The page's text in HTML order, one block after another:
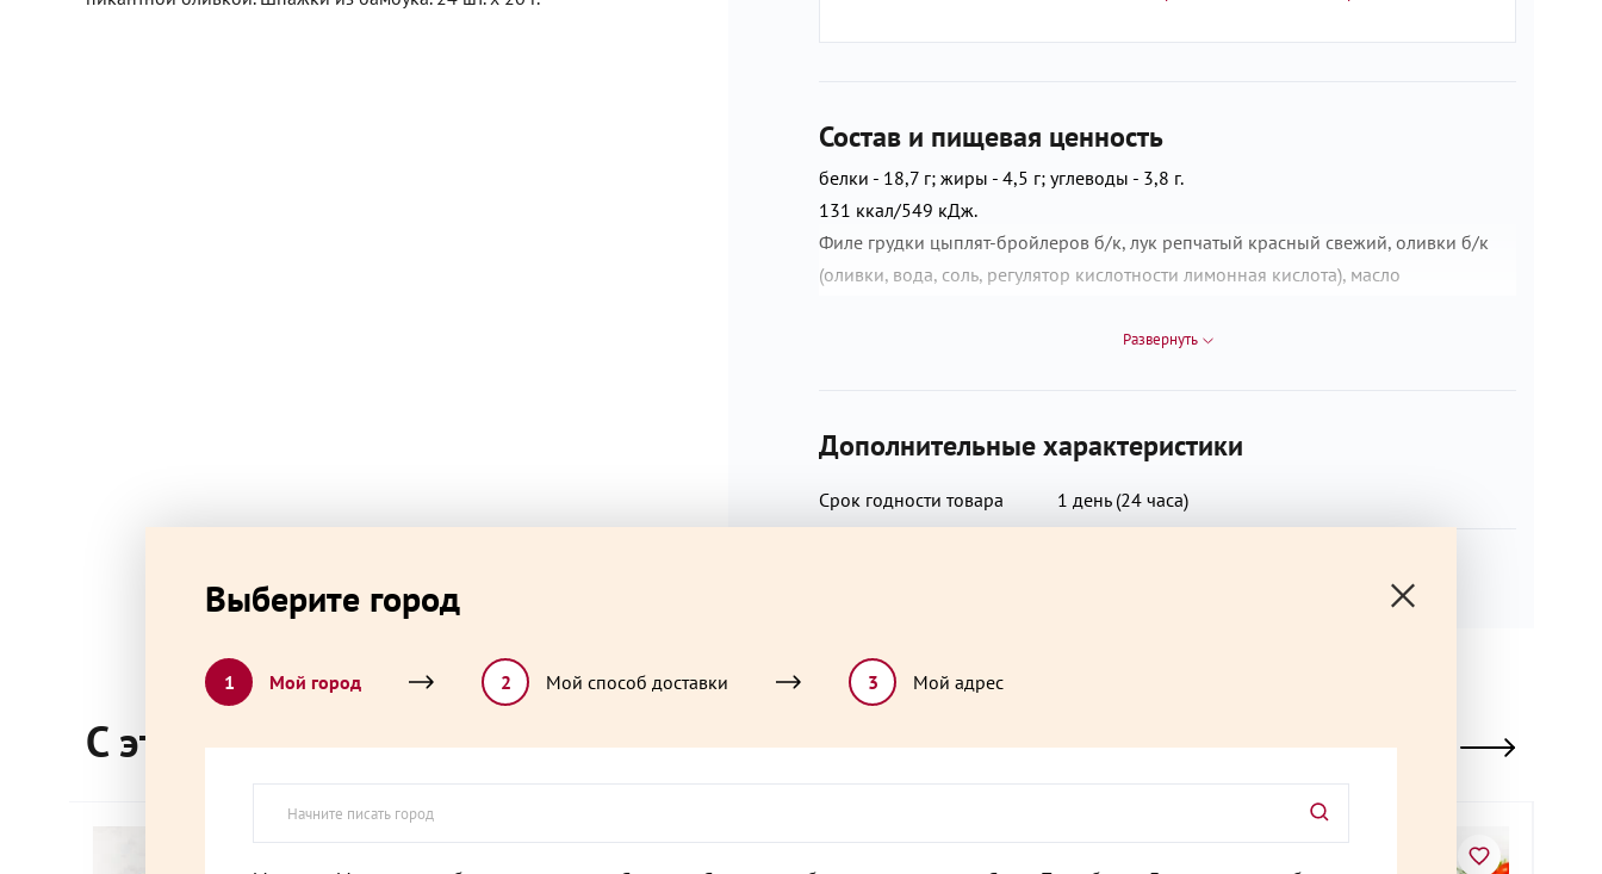
Состав и пищевая ценность
белки - 18,7 г; жиры - 4,5 г; углеводы - 3,8 г.
131 ккал/549 кДж.
Филе грудки цыплят-бройлеров б/к, лук репчатый красный свежий, оливки б/к
(оливки, вода, соль, регулятор кислотности лимонная кислота), масло
морковь столовая сушеная, сахар, лук зеленый сушеный, паприка сладкая
моллюски, молоко, орехи, рыбу, сельдерей, сою, яйца. Внимание, шпажки не
съедобны.
Развернуть
Дополнительные характеристики
Срок годности товара 1 день (24 часа)
С этим товаром покупают
Выберите город
1 Мой город 2 Мой способ доставки 3 Мой адрес